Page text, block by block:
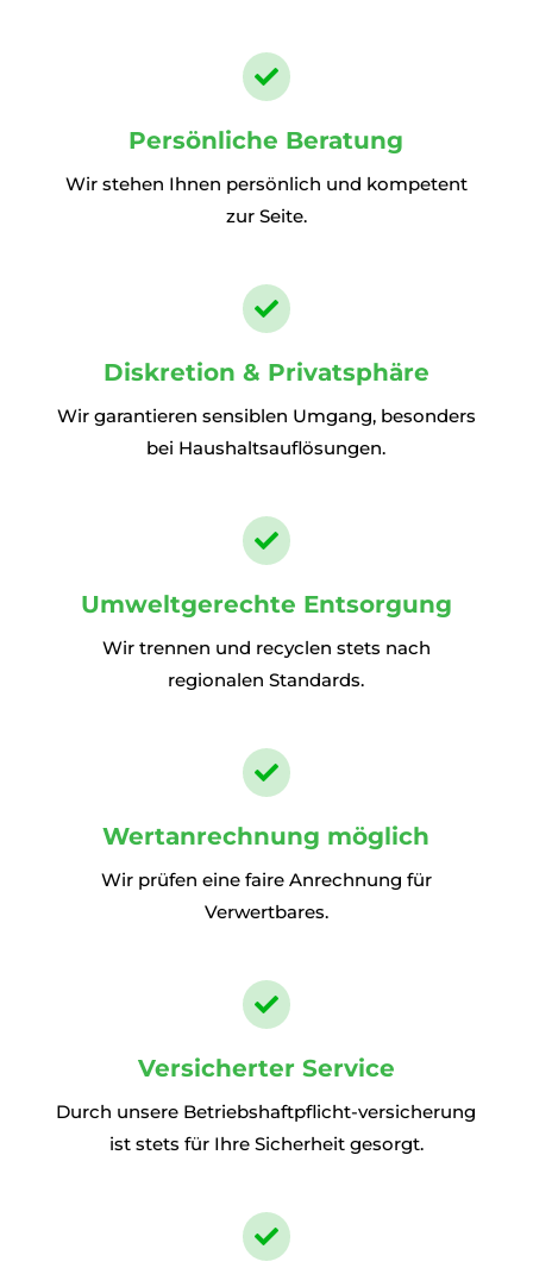

Persönliche Beratung
Wir stehen Ihnen persönlich und kompetent
zur Seite.

Diskretion & Privatsphäre
Wir garantieren sensiblen Umgang, besonders
bei Haushaltsauflösungen.

Umweltgerechte Entsorgung
Wir trennen und recyclen stets nach
regionalen Standards.

Wertanrechnung möglich
Wir prüfen eine faire Anrechnung für
Verwertbares.

Versicherter Service
Durch unsere Betriebshaftpflicht-versicherung
ist stets für Ihre Sicherheit gesorgt.
